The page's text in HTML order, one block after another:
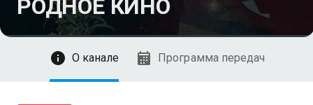
РОДНОЕ КИНО
Смотреть
О канале Программа передач